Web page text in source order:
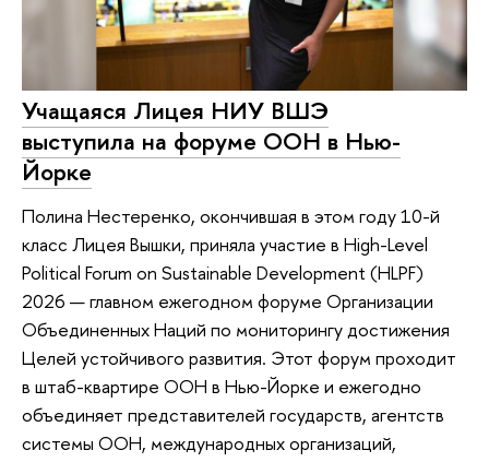
Учащаяся Лицея НИУ ВШЭ
выступила на форуме ООН в Нью-
Йорке
Полина Нестеренко, окончившая в этом году 10-й
класс Лицея Вышки, приняла участие в High-Level
Political Forum on Sustainable Development (HLPF)
2026 — главном ежегодном форуме Организации
Объединенных Наций по мониторингу достижения
Целей устойчивого развития. Этот форум проходит
в штаб-квартире ООН в Нью-Йорке и ежегодно
объединяет представителей государств, агентств
системы ООН, международных организаций,